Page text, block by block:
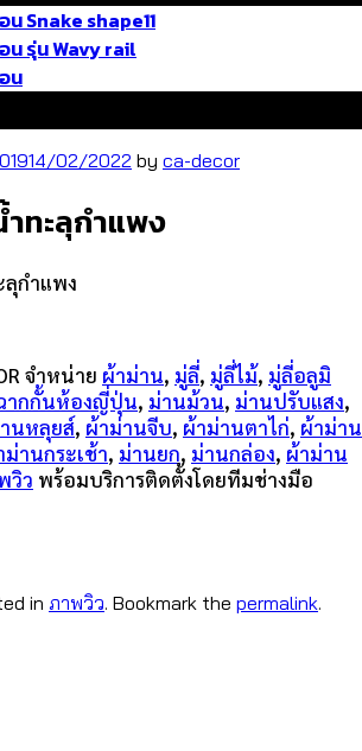
น Snake shape11
น รุ่น Wavy rail
น
14/02/2022 by ca-decor
ทะลุกำแพง​​
จำหน่าย ผ้าม่าน, มู่ลี่, มู่ลี่ไม้, มู่ลี่อลูมิ
ากกั้นห้องญี่ปุ่น, ม่านม้วน, ม่านปรับแสง,
นหลุยส์, ผ้าม่านจีบ, ผ้าม่านตาไก่, ผ้าม่าน
ม่านกระเช้า, ม่านยก, ม่านกล่อง, ผ้าม่าน
วิว พร้อมบริการติดตั้งโดยทีมช่างมือ
in ภาพวิว. Bookmark the permalink.